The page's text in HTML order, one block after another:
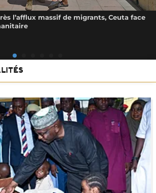
l’afflux massif de migrants, Ceuta face